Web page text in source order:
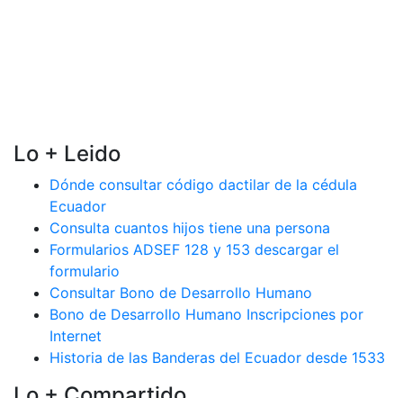
Lo + Leido
Dónde consultar código dactilar de la cédula
Ecuador
Consulta cuantos hijos tiene una persona
Formularios ADSEF 128 y 153 descargar el
formulario
Consultar Bono de Desarrollo Humano
Bono de Desarrollo Humano Inscripciones por
Internet
Historia de las Banderas del Ecuador desde 1533